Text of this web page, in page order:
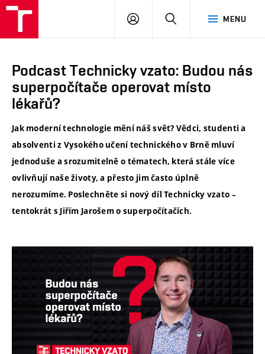
MENU
PŘIHLÁSIT
Podcast Technicky vzato: Budou nás
superpočítače operovat místo
lékařů?
Jak moderní technologie mění náš svět? Vědci, studenti a
absolventi z Vysokého učení technického v Brně mluví
jednoduše a srozumitelně o tématech, která stále více
ovlivňují naše životy, a přesto jim často úplně
nerozumíme. Poslechněte si nový díl Technicky vzato –
tentokrát s Jiřím Jarošem o superpočítačích.